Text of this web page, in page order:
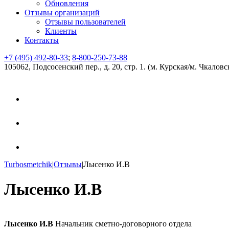
Обновления
Отзывы организаций
Отзывы пользователей
Клиенты
Контакты
+7 (495) 492-80-33; 8-800-250-73-88
105062, Подсосенский пер., д. 20, стр. 1. (м. Курская/м.
Turbosmetchik|Отзывы|Лысенко И.В
Лысенко И.В
Лысенко И.В Начальник сметно-договорного отдела